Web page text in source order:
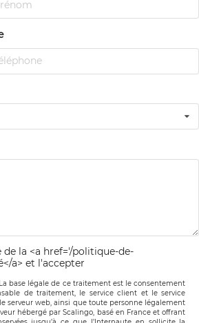
la <a href='/politique-de-
a> et l'accepter
base légale de ce traitement est le consentement
de traitement, le service client et le service
serveur web, ainsi que toute personne légalement
hébergé par Scalingo, basé en France et offrant